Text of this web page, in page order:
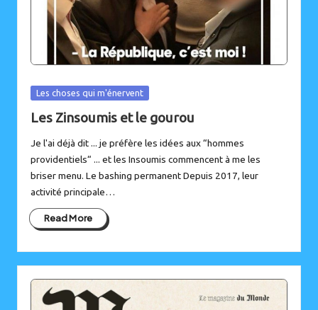
Posted
Les choses qui m'énervent
Les Zinsoumis et le gourou
Je l'ai déjà dit ... je préfère les idées aux “hommes
providentiels“ ... et les Insoumis commencent à me les
briser menu. Le bashing permanent Depuis 2017, leur
activité principale…
Read More